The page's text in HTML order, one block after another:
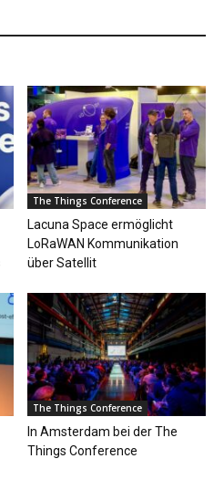
The Things Conference
Lacuna Space ermöglicht
LoRaWAN Kommunikation
über Satellit
The Things Conference
In Amsterdam bei der The
Things Conference